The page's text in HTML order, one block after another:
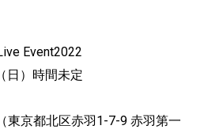
Event2022
日）時間未定
東京都北区赤羽1-7-9 赤羽第一